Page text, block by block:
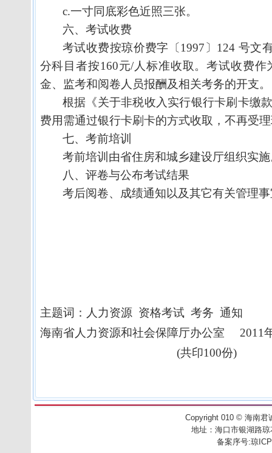
c.一寸同底彩色近照三张。
六、考试收费
考试收费按琼价费字〔 1997 〕 124 号文
分科目者按160元/人标准收取。考试收费作
金、监考和阅卷人员报酬及相关考务的开支。
根据《关于非税收入实行银行卡刷卡缴
费用需通过银行卡刷卡的方式收取，不再受
七、考前培训
考前培训由省住房和城乡建设厅组织实
八、评卷与公布考试结果
考后阅卷、成绩通知以及其它有关管理
主题词：人力资源 资格考试 考务 通知
海南省人力资源和社会保障厅办公室
2011
(共印100份)
Copyright 010 © 海南君
地址： 海口市银湖路
备案序号:琼